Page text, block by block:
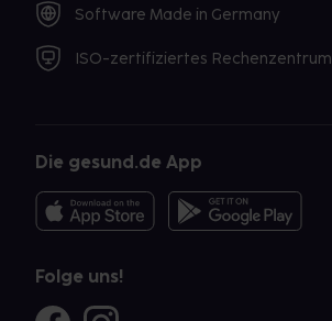
Software Made in Germany
ISO-zertifiziertes Rechenzentrum
Die gesund.de App
Folge uns!